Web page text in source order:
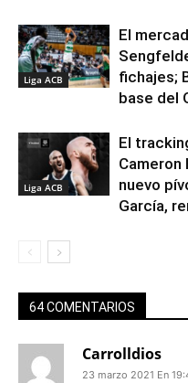
Liga ACB
El
fichajes;
base del
Liga ACB
El
Cameron
nuevo
García,
64 COMENTARIOS
Carrolldios
23 marzo 2021 En